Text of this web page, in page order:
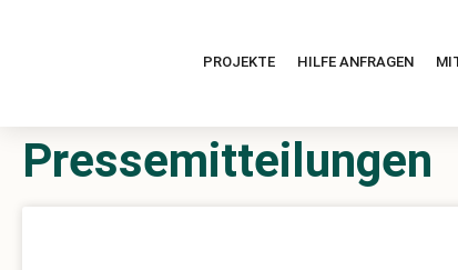
PROJEKTE HILFE ANFRAGEN
Pressemitteilungen